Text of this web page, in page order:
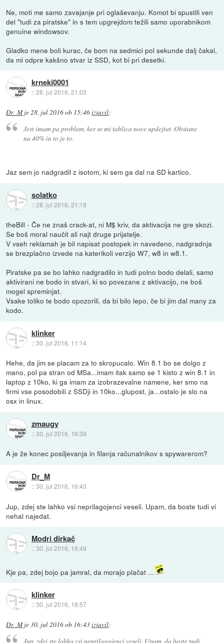
Ne, moti me samo zavajanje pri oglaševanju. Komot bi spustili ven
del "tudi za piratske" in s tem upgrejdom težili samo uporabnikom
genuine windowsov.
Gladko mene boli kurac, če bom na sedmici pol sekunde dalj čakal,
da mi odpre kakšno stvar iz SSD, kot bi pri desetki.
krneki0001
::28. jul 2016, 21:03
Dr_Mje28. jul 2016 ob 15:46izjavil:
Jest imam pa problem, ker se mi tablica noce updejtat. Obstane
na 40% in to je to.
Jaz sem jo nadgradil z isotom, ki sem ga dal na SD kartico.
solatko
::28. jul 2016, 21:18
theBill - Če ne znaš crack-at, ni M$ kriv, da aktivacija ne gre skozi.
Se boš moral naučit ali najt druge prijatelje.
V vseh reklamah je bil napisat postopek in navedeno, nadgradnja
se brezplačno izvede na katerikoli verzijo W7, w8 in w8.1.
Piratske pa se bo lahko nadgradilo in tudi polno bodo delali, samo
aktivirani ne bodo in stvari, ki so povezane z aktivacijo, ne boš
mogel spreminjat.
Vsake toliko te bodo opozorili, da bi bilo lepo, če bi jim dal many za
kodo.
klinker
::30. jul 2016, 11:14
Hehe, da jim se placam za to skropucalo. Win 8.1 bo se dolgo z
mano, pol pa stran od MSa...imam itak samo se 1 kisto z win 8.1 in
laptop z 10ko, ki ga imam za izobrazevalne namene, ker smo na
firmi vse posodobili z SSDji in 10ko...glupost, ja...ostalo je slo na
osx in linux.
zmaugy
::30. jul 2016, 16:39
A je že konec posiljevanja in filanja računalnikov s spywarerom?
Dr_M
::30. jul 2016, 16:43
Jup, zdej ste lahko vsi neprilagojenci veseli. Upam, da boste tudi vi
nehal najedat.
Modri dirkač
::30. jul 2016, 16:49
Kje pa, zdej bojo pa jamral, da morajo plačat ...
klinker
::30. jul 2016, 16:57
Dr_Mje30. jul 2016 ob 16:43izjavil:
Jup, zdej ste lahko vsi neprilagojenci veseli. Upam, da boste tudi